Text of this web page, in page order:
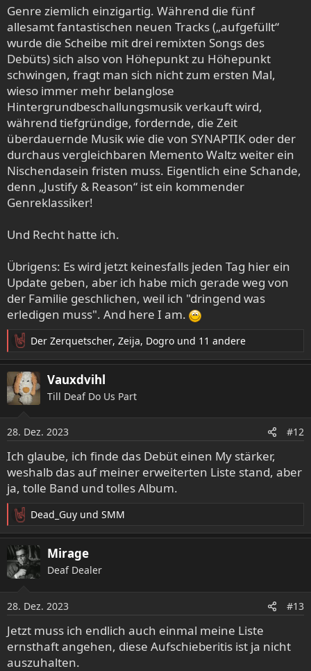
Genre ziemlich einzigartig. Während die fünf
allesamt fantastischen neuen Tracks („aufgefüllt“
wurde die Scheibe mit drei remixten Songs des
Debüts) sich also von Höhepunkt zu Höhepunkt
schwingen, fragt man sich nicht zum ersten Mal,
wieso immer mehr belanglose
Hintergrundbeschallungsmusik verkauft wird,
während tiefgründige, fordernde, die Zeit
überdauernde Musik wie die von SYNAPTIK oder der
durchaus vergleichbaren Memento Waltz weiter ein
Nischendasein fristen muss. Eigentlich eine Schande,
denn „Justify & Reason“ ist ein kommender
Genreklassiker!
Und Recht hatte ich.
Übrigens: Es wird jetzt keinesfalls jeden Tag hier ein
Update geben, aber ich habe mich gerade weg von
der Familie geschlichen, weil ich "dringend was
erledigen muss". And here I am.
R
e
a
k
t
n
e
n
:
Der Zerquetscher, Zeija, Dogro und 11 andere
Vauxdvihl
Till Deaf Do Us Part
28. Dez. 2023 #12
Ich glaube, ich finde das Debüt einen My stärker,
weshalb das auf meiner erweiterten Liste stand, aber
ja, tolle Band und tolles Album.
R
e
a
k
t
n
e
n
:
Dead_Guy und SMM
Mirage
Deaf Dealer
28. Dez. 2023 #13
Jetzt muss ich endlich auch einmal meine Liste
ernsthaft angehen, diese Aufschieberitis ist ja nicht
auszuhalten.